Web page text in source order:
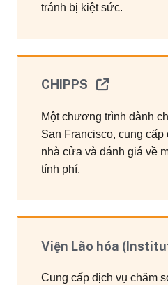
tránh bị kiệt sức.
CHIPPS
Một chương trình dành
San Francisco, cung
nhà cửa và đánh giá về
tính phí.
Viện Lão hóa
Cung cấp dịch vụ chăm